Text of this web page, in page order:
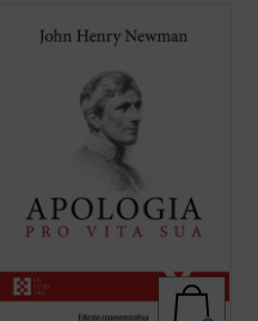
literatura autobiográfica universal, supuso
rechazo que había causado en Inglaterra
su conversión al catolicismo. La presente ...